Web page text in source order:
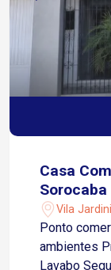
Casa
Sorocaba
Vila
Ponto
ambientes Primeiro piso: Recepção 2 salas Copa
Lavabo Segundo piso: 2 salas, sendo 1 com